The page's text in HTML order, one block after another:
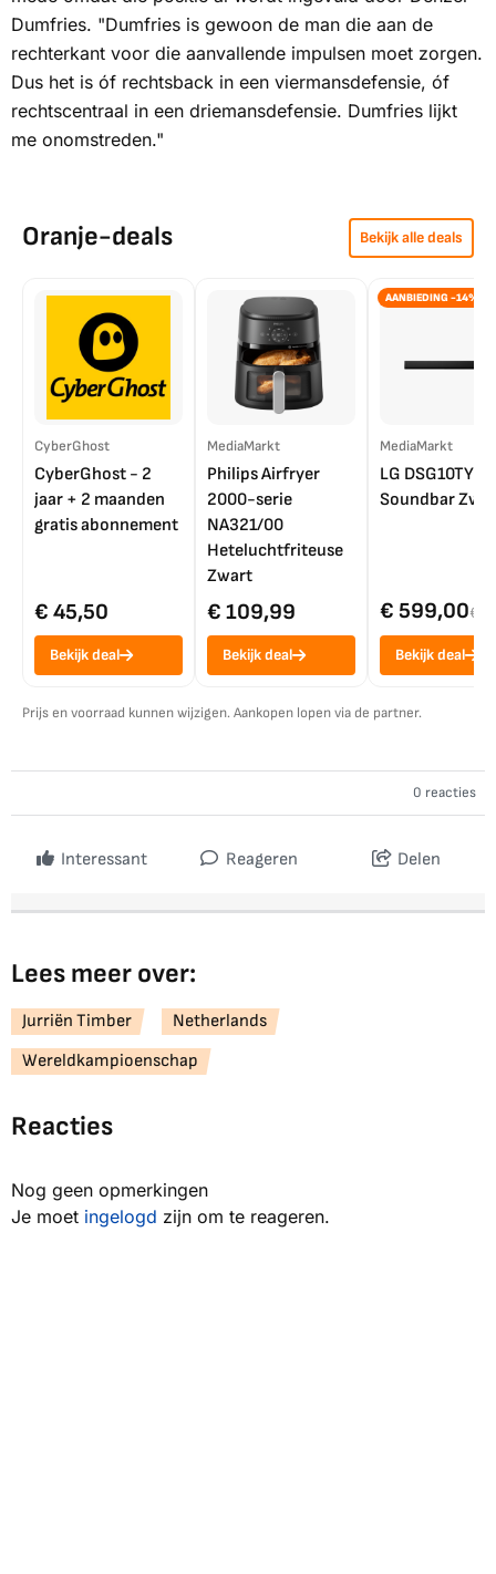
Dumfries. "Dumfries is gewoon de man die aan de
rechterkant voor die aanvallende impulsen moet zorgen.
Dus het is óf rechtsback in een viermansdefensie, óf
rechtscentraal in een driemansdefensie. Dumfries lijkt
me onomstreden."
Oranje-deals Bekijk alle deals
CyberGhost
CyberGhost - 2
jaar + 2 maanden
gratis abonnement
€ 45,50
Bekijk deal
MediaMarkt
Philips Airfryer
2000-serie
NA321/00
Heteluchtfriteuse
Zwart
€ 109,99
Bekijk deal
AANBIEDING -14%
MediaMarkt
LG DSG10TY
Soundbar
€ 599,00€
Bekijk deal
Prijs en voorraad kunnen wijzigen. Aankopen lopen via de partner.
0 reacties
Interessant Reageren Delen
Lees meer over:
Jurriën Timber
Netherlands
Wereldkampioenschap
Reacties
Nog geen opmerkingen
Je moet ingelogd zijn om te reageren.